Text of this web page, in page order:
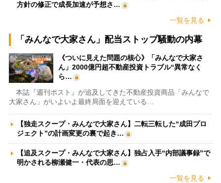
方針の修正で成長加速が予想さ…
一覧を見る
「みんなで大家さん」配当ストップ騒動の内幕
《ついに見えた問題の核心》「みんなで大家さ
ん」2000億円超不動産投資トラブル“異常なく
ら…
本誌『週刊ポスト』が追及してきた不動産投資商品「みんなで
大家さん」がいよいよ最終局面を迎えている…
【独走スクープ・みんなで大家さん】二転三転した“成田プロ
ジェクト”の計画変更の裏で起き…
【追及スクープ・みんなで大家さん】独占入手“内部議事録”で
明かされる柳瀬健一・代表の思…
一覧を見る